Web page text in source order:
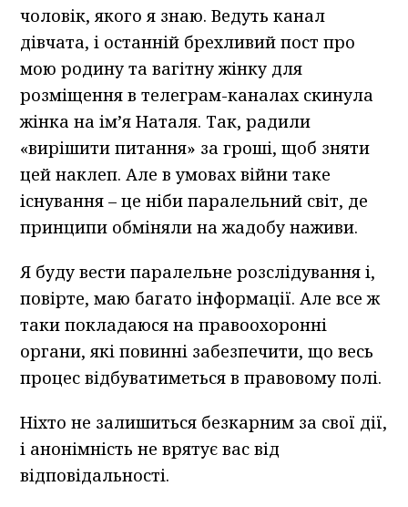
чоловік, якого я знаю. Ведуть канал
дівчата, і останній брехливий пост про
мою родину та вагітну жінку для
розміщення в телеграм-каналах скинула
жінка на ім’я Наталя. Так, радили
«вирішити питання» за гроші, щоб зняти
цей наклеп. Але в умовах війни таке
існування – це ніби паралельний світ, де
принципи обміняли на жадобу наживи.
Я буду вести паралельне розслідування і,
повірте, маю багато інформації. Але все ж
таки покладаюся на правоохоронні
органи, які повинні забезпечити, що весь
процес відбуватиметься в правовому полі.
Ніхто не залишиться безкарним за свої дії,
і анонімність не врятує вас від
відповідальності.